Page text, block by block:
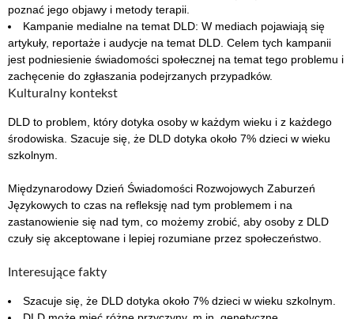
poznać jego objawy i metody terapii.
Kampanie medialne na temat DLD: W mediach pojawiają się
artykuły, reportaże i audycje na temat DLD. Celem tych kampanii
jest podniesienie świadomości społecznej na temat tego problemu i
zachęcenie do zgłaszania podejrzanych przypadków.
Kulturalny kontekst
DLD to problem, który dotyka osoby w każdym wieku i z każdego
środowiska. Szacuje się, że DLD dotyka około 7% dzieci w wieku
szkolnym.
Międzynarodowy Dzień Świadomości Rozwojowych Zaburzeń
Językowych to czas na refleksję nad tym problemem i na
zastanowienie się nad tym, co możemy zrobić, aby osoby z DLD
czuły się akceptowane i lepiej rozumiane przez społeczeństwo.
Interesujące fakty
Szacuje się, że DLD dotyka około 7% dzieci w wieku szkolnym.